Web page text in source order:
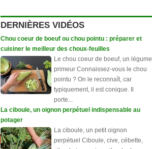
DERNIÈRES VIDÉOS
Chou coeur de boeuf ou chou pointu : préparer et
cuisiner le meilleur des choux-feuilles
Le chou coeur de boeuf, un légume
primeur Connaissez-vous le chou
pointu ? On le reconnaît, car
typiquement, il est conique. Il
porte...
La ciboule, un oignon perpétuel indispensable au
potager
La ciboule, un petit oignon
perpétuel Ciboule, cive, cébette,